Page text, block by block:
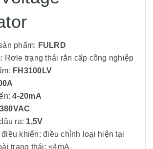
phẩm: FULRD
Rơle trạng thái rắn cấp công nghiệp
FH3100LV
4-20mA
ra: 1,5V
khiển: điều chỉnh loại hiện tại
trạng thái: ≤4mA